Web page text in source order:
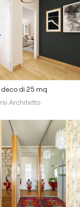
di 25 mq
Architetto